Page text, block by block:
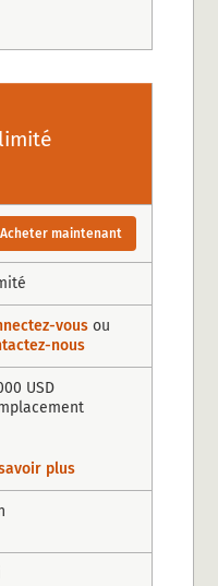
Acheter maintenant
vousou
nous
USD
plus